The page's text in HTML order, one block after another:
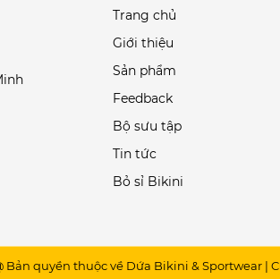
Trang chủ
Giới thiệu
Sản phẩm
Feedback
Bộ sưu tập
Tin tức
Bỏ sỉ Bikini
Bản quyền thuộc về Dứa Bikini & Sportwear |